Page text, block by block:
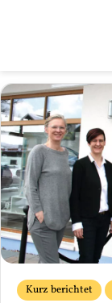
Kurz berichtet